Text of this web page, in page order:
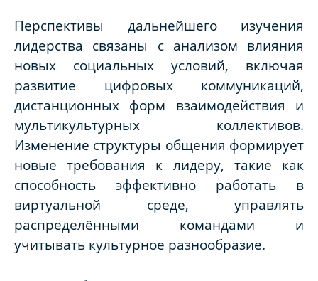
Перспективы дальнейшего изучения
лидерства связаны с анализом влияния
новых социальных условий, включая
развитие цифровых коммуникаций,
дистанционных форм взаимодействия и
мультикультурных коллективов.
Изменение структуры общения формирует
новые требования к лидеру, такие как
способность эффективно работать в
виртуальной среде, управлять
распределёнными командами и
учитывать культурное разнообразие.